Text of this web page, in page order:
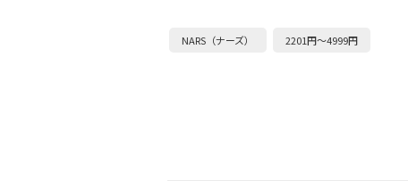
NARS（ナーズ） 2201円～4999円